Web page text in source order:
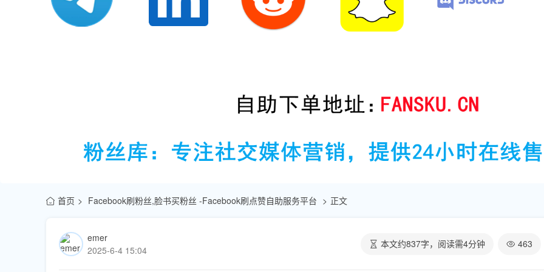
首页 Facebook刷粉丝,脸书买粉丝 -Facebook刷点赞自助服务平台 正文
emer
2025-6-4 15:04
本文约837字，阅读需4分钟 463